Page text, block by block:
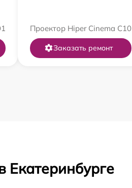
Проектор Hiper Cinema C10
Заказать ремонт
Екатеринбурге